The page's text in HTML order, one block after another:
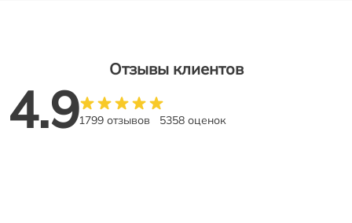
Отзывы клиентов
4.91799 отзывов 5358 оценок